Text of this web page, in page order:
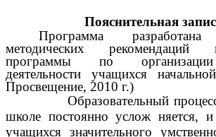
Пояснительная
Программа
методических
программы по
деятельности учащихся
Просвещение, 2010 г.)
Образовательный процесс
школе постоянно услож няется,
учащихся значительного